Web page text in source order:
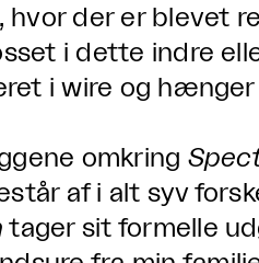
hvor der er blevet
i dette indre
i wire og
omkring
af i alt syv
tager sit formelle